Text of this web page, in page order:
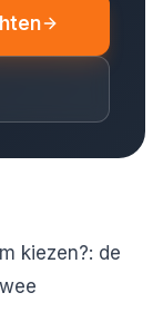
kiezen?: de